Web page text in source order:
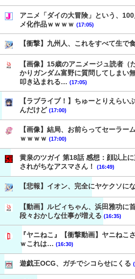
アニメ「ダイの大冒険」という、
メ化作品ｗｗｗｗ (17:05)
【衝撃】九州人、これをすべて生で
【画像】15歳のアニメージュ読者（
かりガンダム富野に質問してしまい
叩き込まれる… (17:05)
【ラブライブ！】ちゅーとりえらい
んだけど (17:00)
【画像】結局、お前らってセーラー
ｗｗｗｗ (17:00)
黄泉のツガイ 第18話 感想：顔以上
されがちなアスマさん！
(16:49)
【悲報】イオン、完全にヤケクソに
【動画】ルビィちゃん、浜田雅功に
段々おかしな仕事が増える (16:35)
『ヤニねこ』【衝撃動画】ヤニねこ
ｗこれは… (16:30)
遊戯王OCG、ガチでシコらせにくる